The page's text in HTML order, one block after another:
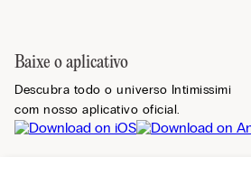
Baixe o aplicativo
Descubra todo o universo Intimissimi
com nosso aplicativo oficial.